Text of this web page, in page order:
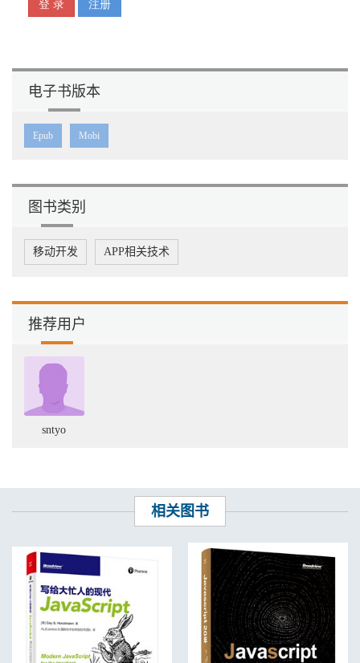
电子书版本
Epub Mobi
图书类别
移动开发 APP相关技术
推荐用户
sntyo
相关图书